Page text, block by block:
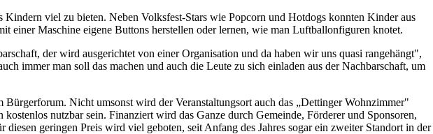
Kindern viel zu bieten. Neben Volksfest-Stars wie Popcorn und Hotdogs konnten Kinder aus
einer Maschine eigene Buttons herstellen oder lernen, wie man Luftballonfiguren knotet.
der wird ausgerichtet von einer Organisation und da haben wir uns quasi rangehängt",
immer man soll das machen und auch die Leute zu sich einladen aus der Nachbarschaft, um
Bürgerforum. Nicht umsonst wird der Veranstaltungsort auch das „Dettinger Wohnzimmer"
nutzbar sein. Finanziert wird das Ganze durch Gemeinde, Förderer und Sponsoren,
diesen geringen Preis wird viel geboten, seit Anfang des Jahres sogar ein zweiter Standort in der